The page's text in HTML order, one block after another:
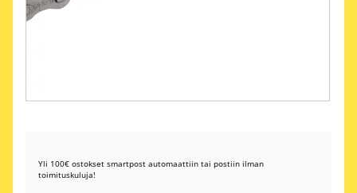
Yli 100€ ostokset smartpost automaattiin tai postiin ilman
toimituskuluja!